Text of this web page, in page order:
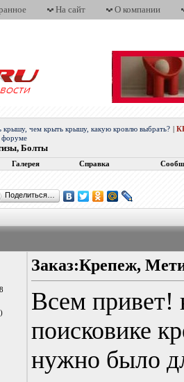
На сайт О компании
крышу, чем крыть крышу, какую кровлю выбрать?
форуме
Болты
Галерея Справка
Поделиться…
Заказ:Крепеж,
Всем привет!
поисковике
нужно было